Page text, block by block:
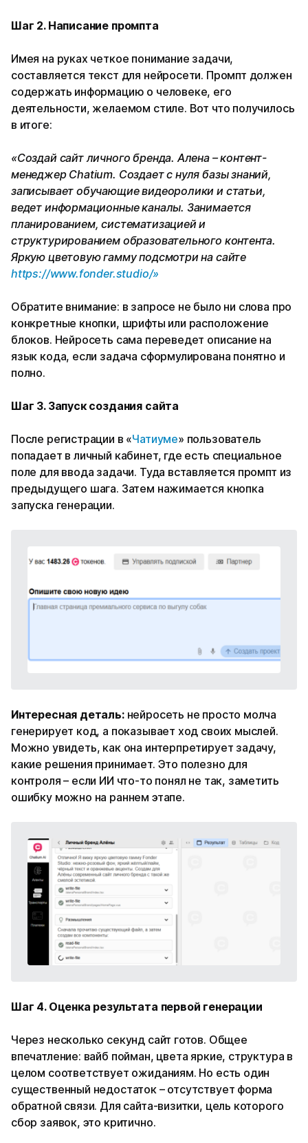
Шаг 2. Написание промпта
Имея на руках четкое понимание задачи,
составляется текст для нейросети. Промпт должен
содержать информацию о человеке, его
деятельности, желаемом стиле. Вот что получилось
в итоге:
«Создай сайт личного бренда. Алена – контент-
менеджер Chatium. Создает с нуля базы знаний,
записывает обучающие видеоролики и статьи,
ведет информационные каналы. Занимается
планированием, систематизацией и
структурированием образовательного контента.
Яркую цветовую гамму подсмотри на сайте
https://www.fonder.studio/»
Обратите внимание: в запросе не было ни слова про
конкретные кнопки, шрифты или расположение
блоков. Нейросеть сама переведет описание на
язык кода, если задача сформулирована понятно и
полно.
Шаг 3. Запуск создания сайта
После регистрации в «Чатиуме» пользователь
попадает в личный кабинет, где есть специальное
поле для ввода задачи. Туда вставляется промпт из
предыдущего шага. Затем нажимается кнопка
запуска генерации.
Интересная деталь: нейросеть не просто молча
генерирует код, а показывает ход своих мыслей.
Можно увидеть, как она интерпретирует задачу,
какие решения принимает. Это полезно для
контроля – если ИИ что-то понял не так, заметить
ошибку можно на раннем этапе.
Шаг 4. Оценка результата первой генерации
Через несколько секунд сайт готов. Общее
впечатление: вайб пойман, цвета яркие, структура в
целом соответствует ожиданиям. Но есть один
существенный недостаток – отсутствует форма
обратной связи. Для сайта-визитки, цель которого
сбор заявок, это критично.